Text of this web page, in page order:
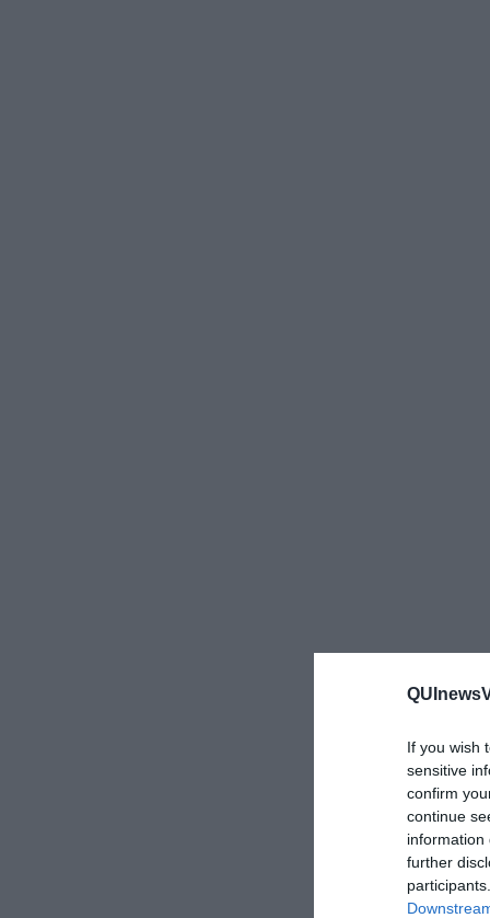
If you wish
sensitive
confirm
continue
information
further